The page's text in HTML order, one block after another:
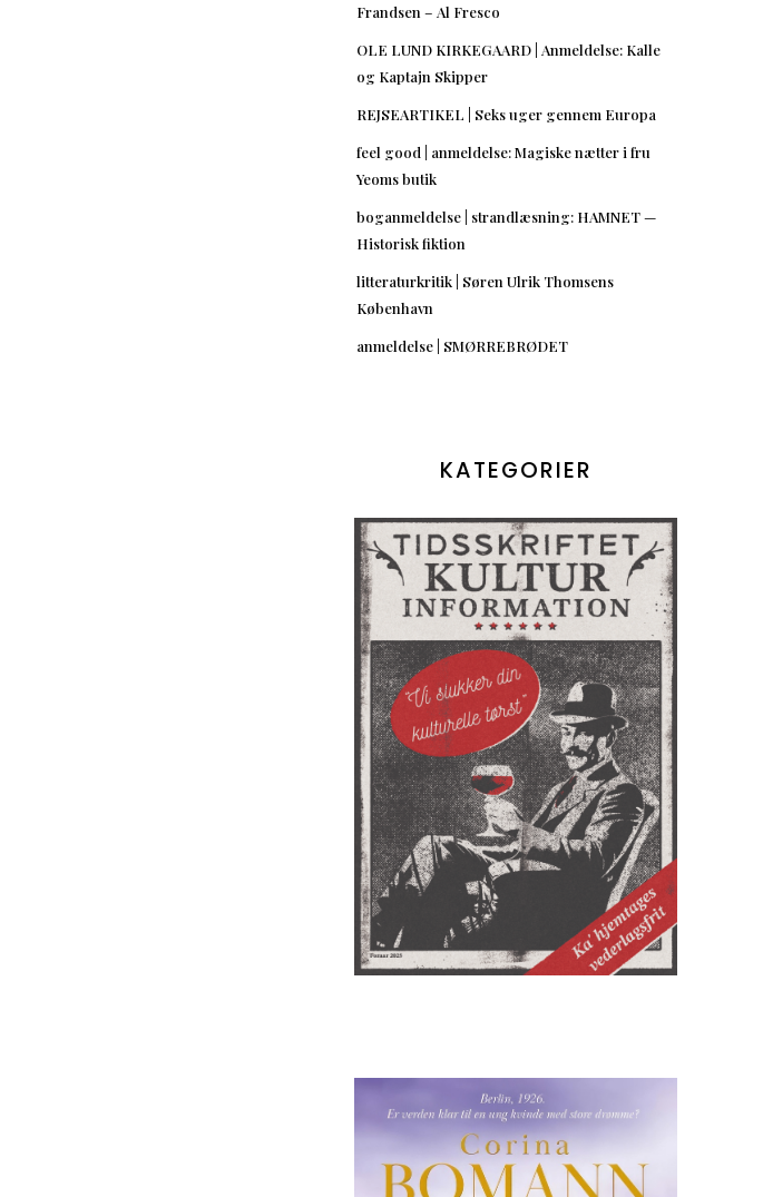
Frandsen – Al Fresco
OLE LUND KIRKEGAARD | Anmeldelse: Kalle
og Kaptajn Skipper
REJSEARTIKEL | Seks uger gennem Europa
feel good | anmeldelse: Magiske nætter i fru
Yeoms butik
boganmeldelse | strandlæsning: HAMNET —
Historisk fiktion
litteraturkritik | Søren Ulrik Thomsens
København
anmeldelse | SMØRREBRØDET
KATEGORIER